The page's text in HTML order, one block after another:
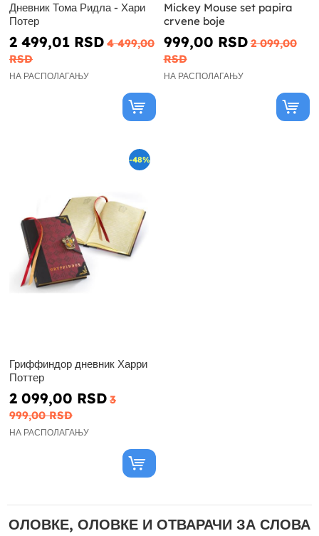
Дневник Тома Ридла - Хари
Потер
2 499,01 RSD 4 499,00
RSD
НА РАСПОЛАГАЊУ
Mickey Mouse set papira
crvene boje
999,00 RSD 2 099,00
RSD
НА РАСПОЛАГАЊУ
-48%
Гриффиндор дневник Харри
Поттер
2 099,00 RSD 3
999,00 RSD
НА РАСПОЛАГАЊУ
ОЛОВКЕ, ОЛОВКЕ И ОТВАРАЧИ ЗА СЛОВА